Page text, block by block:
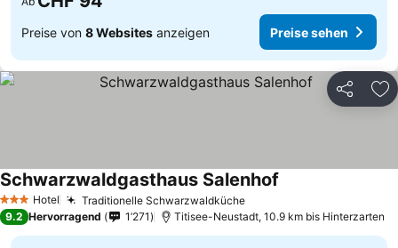
Preise von 8 Websites anzeigen Preise sehen
Teilen
3 SterneHotel Traditionelle Schwarzwaldküche
Schwarzwaldgasthaus Salenhof
9.2 Hervorragend 1’271 Titisee-Neustadt, 10.9 km bis Hinterzarten